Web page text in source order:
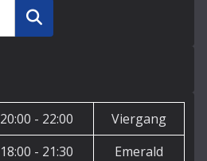
Zoeken
20:00 - 22:00
Viergang
18:00 - 21:30
Emerald